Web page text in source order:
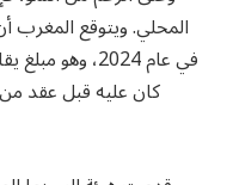
في عام 2024،
كان عليه قبل عقد